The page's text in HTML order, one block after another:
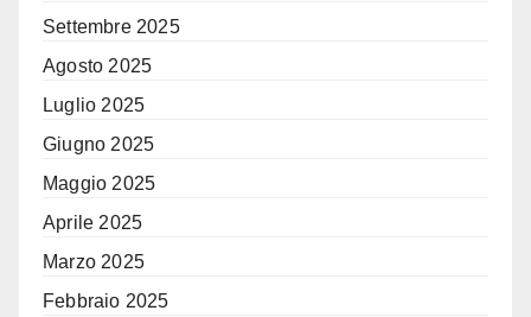
Settembre 2025
Agosto 2025
Luglio 2025
Giugno 2025
Maggio 2025
Aprile 2025
Marzo 2025
Febbraio 2025